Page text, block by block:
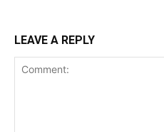
LEAVE A REPLY